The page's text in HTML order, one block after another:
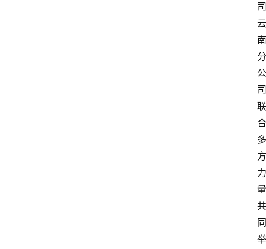
司
云
南
分
公
司
联
合
多
方
力
量
共
同
举